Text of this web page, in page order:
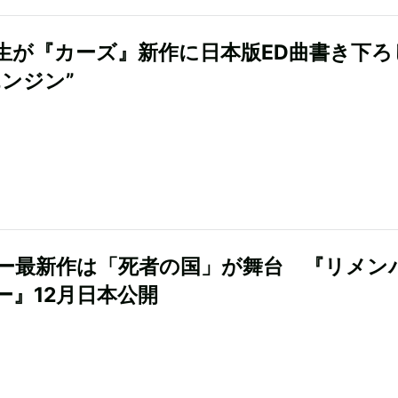
が『カーズ』新作に日本版ED曲書き下
ジン”
最新作は「死者の国」が舞台 『リメン
』12月日本公開